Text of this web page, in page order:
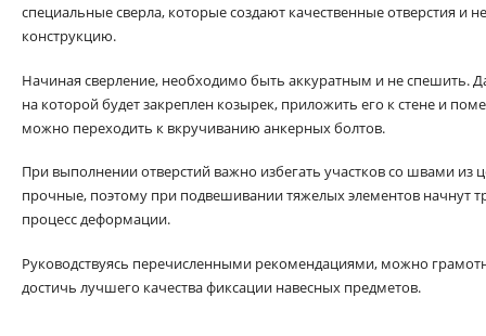
специальные сверла, которые создают качественные отверстия и
конструкцию.
Начиная сверление, необходимо быть аккуратным и не спешить.
на которой будет закреплен козырек, приложить его к стене и
можно переходить к вкручиванию анкерных болтов.
При выполнении отверстий важно избегать участков со швами из
прочные, поэтому при подвешивании тяжелых элементов начнут
процесс деформации.
Руководствуясь перечисленными рекомендациями, можно
достичь лучшего качества фиксации навесных предметов.